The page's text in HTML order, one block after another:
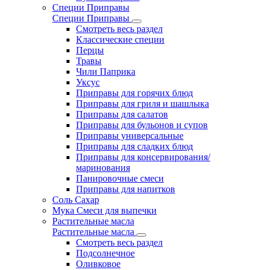
Специи Приправы
Специи Приправы
Смотреть весь раздел
Классические специи
Перцы
Травы
Чили Паприка
Уксус
Приправы для горячих блюд
Приправы для гриля и шашлыка
Приправы для салатов
Приправы для бульонов и супов
Приправы универсальные
Приправы для сладких блюд
Приправы для консервирования/
маринования
Панировочные смеси
Приправы для напитков
Соль Сахар
Мука Смеси для выпечки
Растительные масла
Растительные масла
Смотреть весь раздел
Подсолнечное
Оливковое